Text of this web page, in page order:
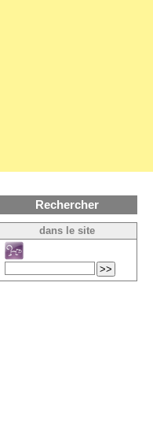
Rechercher
dans le site